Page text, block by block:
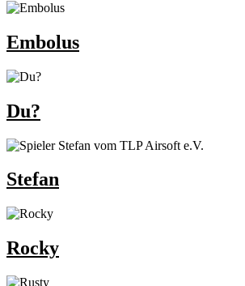
Embolus
Du?
Stefan
Rocky